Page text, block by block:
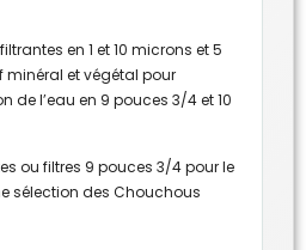
en 1 et 10 microns et 5
et végétal pour
de l’eau en 9 pouces 3/4 et 10
ou filtres 9 pouces 3/4 pour le
sélection des Chouchous